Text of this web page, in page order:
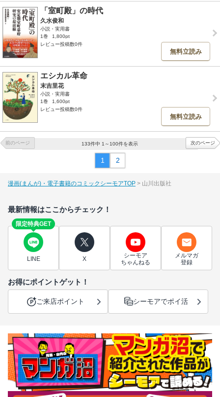
「室町殿」の時代
久水俊和
小説・実用書
1巻
1,800pt
レビュー投稿数0件
無料立読み
エシカル革命
末吉里花
小説・実用書
1巻
1,600pt
レビュー投稿数0件
無料立読み
前のページ 133件中 1～100件を表示 次のページ
1 2
漫画(まんが)・電子書籍のコミックシーモアTOP 山川出版社
最新情報はここからチェック！
限定特典GET
LINE X
シーモア
ちゃんねる
メルマガ
登録
お得にポイントゲット！
ご来店ポイント シーモアでポイ活